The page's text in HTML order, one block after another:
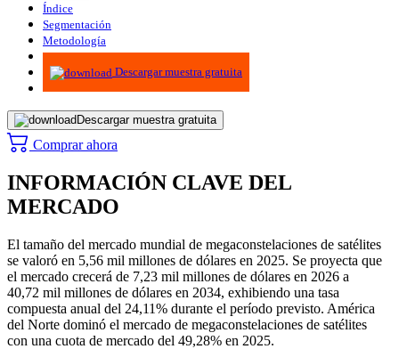
Índice
Segmentación
Metodología
Infografías
Descargar muestra gratuita
Descargar muestra gratuita
Comprar ahora
INFORMACIÓN CLAVE DEL
MERCADO
El tamaño del mercado mundial de megaconstelaciones de satélites
se valoró en 5,56 mil millones de dólares en 2025. Se proyecta que
el mercado crecerá de 7,23 mil millones de dólares en 2026 a
40,72 mil millones de dólares en 2034, exhibiendo una tasa
compuesta anual del 24,11% durante el período previsto. América
del Norte dominó el mercado de megaconstelaciones de satélites
con una cuota de mercado del 49,28% en 2025.